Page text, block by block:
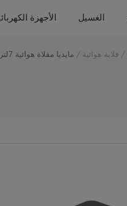
الغسيل الأجهزة
قلاية هوائية مايديا مقلاة هوائية 7لتر السعة